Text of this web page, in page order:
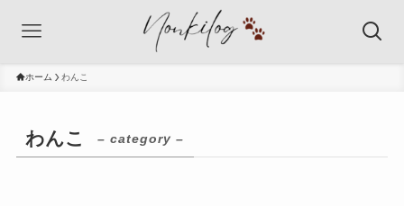
ホーム わんこ
わんこ – category –